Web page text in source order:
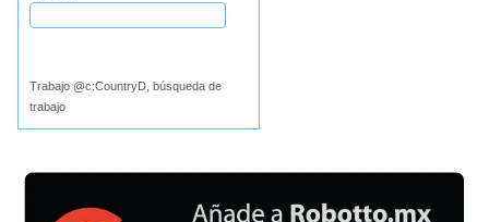
Trabajo @c:CountryD, búsqueda de
trabajo